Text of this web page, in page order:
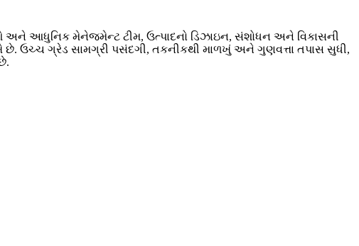
અને આધુનિક મેનેજમેન્ટ ટીમ, ઉત્પાદનો ડિઝાઇન, સંશોધન અને વિકાસની
ઉચ્ચ ગ્રેડ સામગ્રી પસંદગી, તકનીકથી માળખું અને ગુણવત્તા તપાસ સુધી,